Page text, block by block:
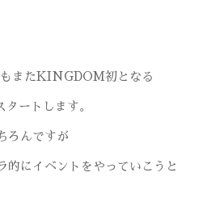
またKINGDOM初となる
ートします。
ろんですが
的にイベントをやっていこうと